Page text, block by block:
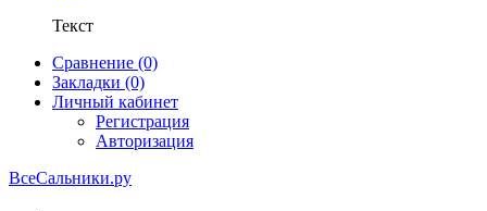
Текст
Сравнение (0)
Закладки (0)
Личный кабинет
Регистрация
Авторизация
ВсеСальники.ру